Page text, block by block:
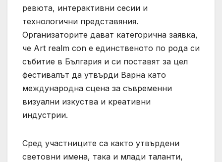
ревюта, интерактивни сесии и
технологични представяния.
Организаторите дават категорична заявка,
че Art realm con е единственото по рода си
събитие в България и си поставят за цел
фестивалът да утвърди Варна като
международна сцена за съвременни
визуални изкуства и креативни
индустрии.
Сред участниците са както утвърдени
световни имена, така и млади таланти,